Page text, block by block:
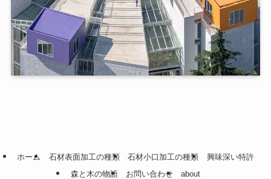
ホーム 石材表面加工の種類 石材小口加工の種類
興味深い特許
森と木の物語
お問い合わせ about